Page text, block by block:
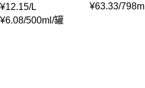
¥12.15/L
¥6.08/500ml /罐
¥63.33/798ml